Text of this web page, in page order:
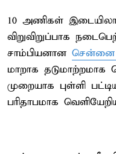
10 அணிகள்
விறுவிறுப்பாக
சாம்பியனான சென்னை
மாறாக தடுமாற்றமாக
முறையாக புள்ளி
பரிதாபமாக